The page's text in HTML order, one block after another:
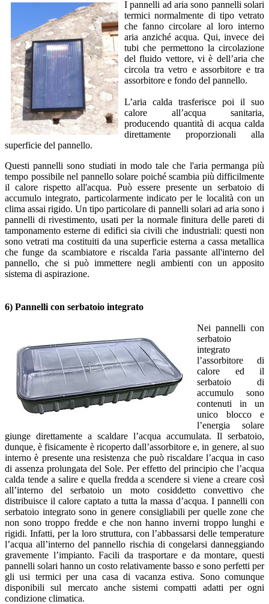
I pannelli ad aria sono pannelli solari
termici normalmente di tipo vetrato
che fanno circolare al loro interno
aria anziché acqua. Qui, invece dei
tubi che permettono la circolazione
del fluido vettore, vi è dell’aria che
circola tra vetro e assorbitore e tra
assorbitore e fondo del pannello.
L’aria calda trasferisce poi il suo
calore all’acqua sanitaria,
producendo quantità di acqua calda
direttamente proporzionali alla
superficie del pannello.
Questi pannelli sono studiati in modo tale che l'aria permanga più
tempo possibile nel pannello solare poiché scambia più difficilmente
il calore rispetto all'acqua. Può essere presente un serbatoio di
accumulo integrato, particolarmente indicato per le località con un
clima assai rigido. Un tipo particolare di pannelli solari ad aria sono i
pannelli di rivestimento, usati per la normale finitura delle pareti di
tamponamento esterne di edifici sia civili che industriali: questi non
sono vetrati ma costituiti da una superficie esterna a cassa metallica
che funge da scambiatore e riscalda l'aria passante all'interno del
pannello, che si può immettere negli ambienti con un apposito
sistema di aspirazione.
6) Pannelli con serbatoio integrato
Nei pannelli con
serbatoio
integrato
l’assorbitore di
calore ed il
serbatoio di
accumulo sono
contenuti in un
unico blocco e
l’energia solare
giunge direttamente a scaldare l’acqua accumulata. Il serbatoio,
dunque, è fisicamente è ricoperto dall’assorbitore e, in genere, al suo
interno è presente una resistenza che può riscaldare l’acqua in caso
di assenza prolungata del Sole. Per effetto del principio che l’acqua
calda tende a salire e quella fredda a scendere si viene a creare così
all’interno del serbatoio un moto cosiddetto convettivo che
distribuisce il calore captato a tutta la massa d’acqua. I pannelli con
serbatoio integrato sono in genere consigliabili per quelle zone che
non sono troppo fredde e che non hanno inverni troppo lunghi e
rigidi. Infatti, per la loro struttura, con l’abbassarsi delle temperature
l’acqua all’interno del pannello rischia di congelarsi danneggiando
gravemente l’impianto. Facili da trasportare e da montare, questi
pannelli solari hanno un costo relativamente basso e sono perfetti per
gli usi termici per una casa di vacanza estiva. Sono comunque
disponibili sul mercato anche sistemi compatti adatti per ogni
condizione climatica.